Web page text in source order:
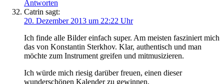
Antworten
Catrin sagt:
20. Dezember 2013 um 22:22 Uhr
Ich finde alle Bilder einfach super. Am meisten fasziniert mich
das von Konstantin Sterkhov. Klar, authentisch und man
möchte zum Instrument greifen und mitmusizieren.
Ich würde mich riesig darüber freuen, einen dieser
wunderschönen Kalender zu gewinnen.